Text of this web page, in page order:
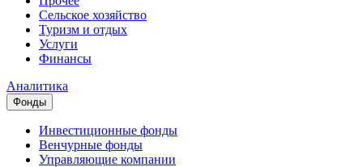
Сельское хозяйство
Туризм и отдых
Услуги
Финансы
Аналитика
Фонды
Инвестиционные фонды
Венчурные фонды
Управляющие компании